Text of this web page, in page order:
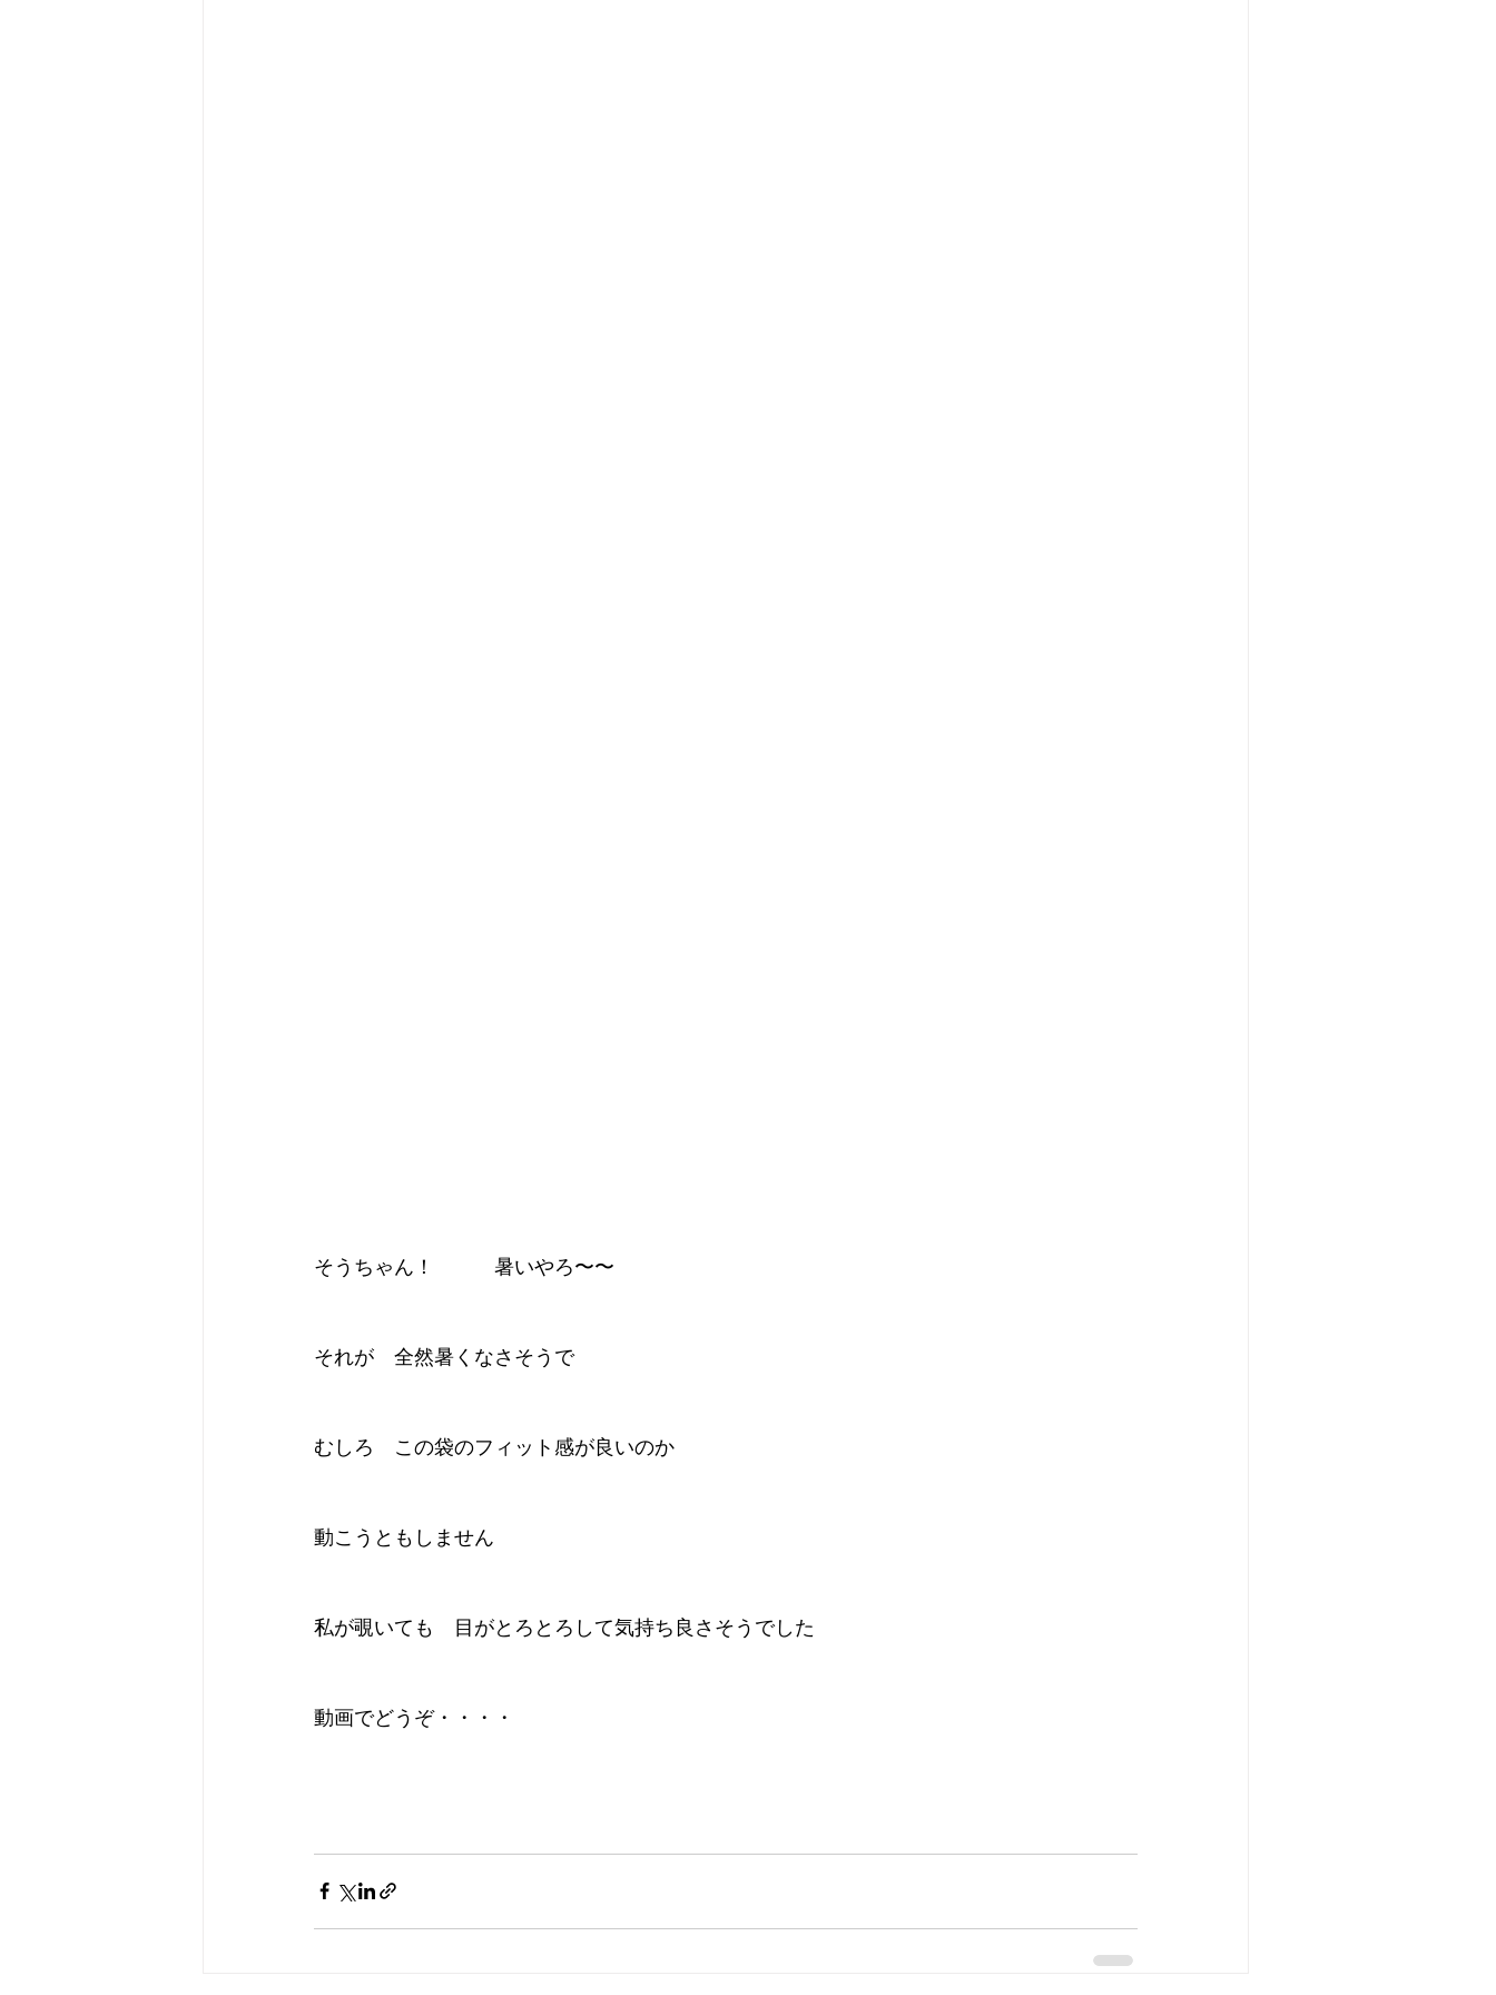
そうちゃん！　　　暑いやろ〜〜
それが　全然暑くなさそうで
むしろ　この袋のフィット感が良いのか
動こうともしません
私が覗いても　目がとろとろして気持ち良さそうでした
動画でどうぞ・・・・